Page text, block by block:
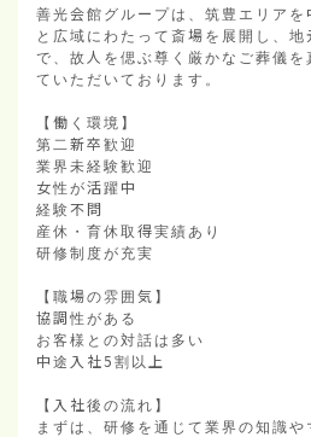
善光会館グループは、筑豊エリア
と広域にわたって斎場を展開し、
で、故人を偲ぶ尊く厳かなご葬儀
ていただいております。
【働く環境】
第二新卒歓迎
業界未経験歓迎
女性が活躍中
経験不問
産休・育休取得実績あり
研修制度が充実
【職場の雰囲気】
協調性がある
お客様との対話は多い
中途入社5割以上
【入社後の流れ】
まずは、研修を通じて業界の知識や